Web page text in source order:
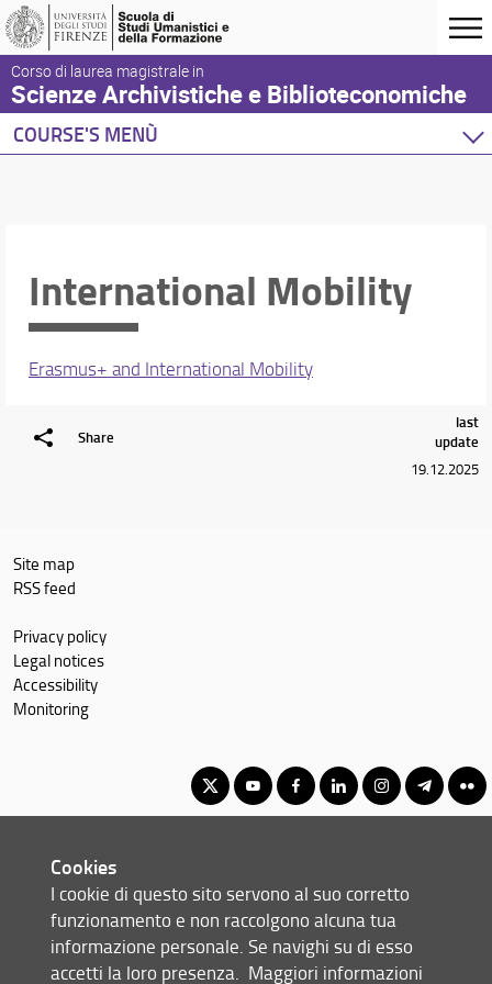
Corso di laurea magistrale in
Scienze Archivistiche e Biblioteconomiche
COURSE'S MENÙ
Courses
Stages
International Mobility
Academic Staff
International Mobility
Erasmus+ and International Mobility
Share
last
update
19.12.2025
Site map
RSS feed
Privacy policy
Legal notices
Accessibility
Monitoring
© Copyright 2012-2026 Università degli Studi di Firenze UNIFI
P.IVA/Cod.Fis 01279680480
Cookies
I cookie di questo sito servono al suo corretto
funzionamento e non raccolgono alcuna tua
informazione personale. Se navighi su di esso
accetti la loro presenza. Maggiori informazioni